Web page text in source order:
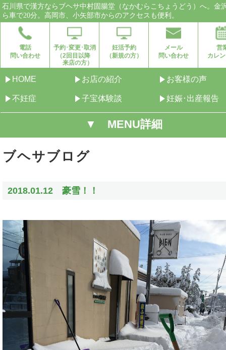
石川県で漢方ならブヘサ中村固腸堂（なかむらこちょうどう）へ。金
ら車で20分。高岡市、小矢部市からのアクセスも便利。
電話
問い合わせ
予約･変更･取消
（2回目以降
来店の方）
妊活予約
（新規の方）
メール
問い合わせ
営
カレ
HOME お店の紹介 お客様の声
不妊症 子宝体験談 妊娠･出産報告
▼ MENU詳細
ブヘサブログ
2018.01.12 豪雪！！